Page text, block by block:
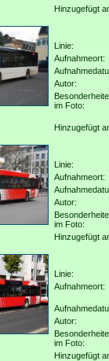
Hinzugefügt
Linie:
Aufnahmeort:
Autor:
im Foto:
Hinzugefügt
Linie:
Aufnahmeort:
Autor:
im Foto:
Hinzugefügt
Linie:
Aufnahmeort:
Autor:
im Foto:
Hinzugefügt